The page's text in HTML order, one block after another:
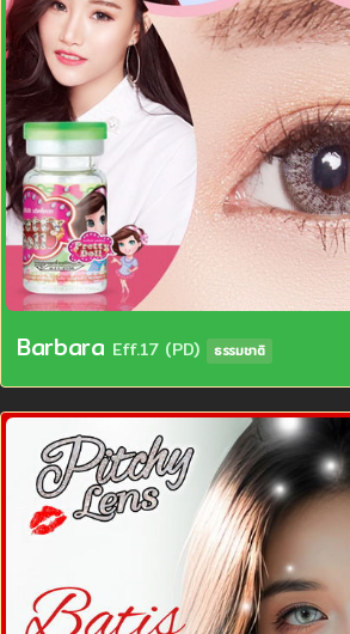
Barbara Eff.17 (PD) ธรรมชาติ